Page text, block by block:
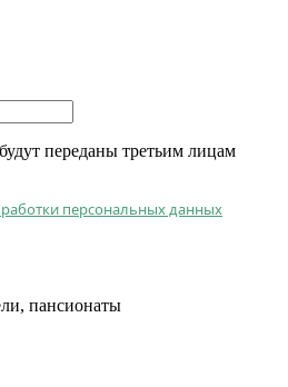
переданы третьим лицам
персональных данных
пансионаты